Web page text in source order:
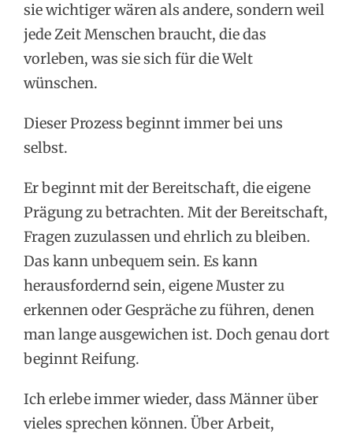
sie wichtiger wären als andere, sondern weil
jede Zeit Menschen braucht, die das
vorleben, was sie sich für die Welt
wünschen.
Dieser Prozess beginnt immer bei uns
selbst.
Er beginnt mit der Bereitschaft, die eigene
Prägung zu betrachten. Mit der Bereitschaft,
Fragen zuzulassen und ehrlich zu bleiben.
Das kann unbequem sein. Es kann
herausfordernd sein, eigene Muster zu
erkennen oder Gespräche zu führen, denen
man lange ausgewichen ist. Doch genau dort
beginnt Reifung.
Ich erlebe immer wieder, dass Männer über
vieles sprechen können. Über Arbeit,